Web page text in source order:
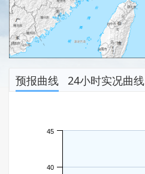
预报曲线 24小时实况曲线
40
45